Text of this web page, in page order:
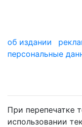
об издании
персональные
При перепечатке
использовании